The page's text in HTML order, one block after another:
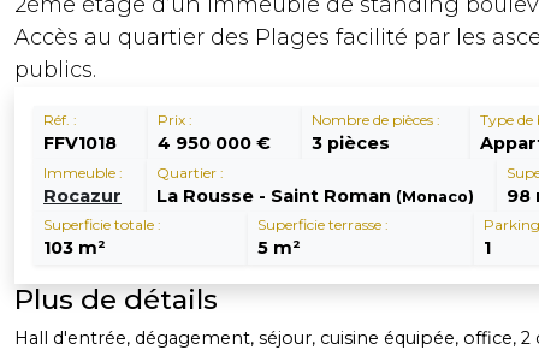
2ème étage d’un immeuble de standing
Accès au quartier des Plages facilité par les
publics.
Réf. :
FFV1018
Prix :
4 950 000 €
Nombre de pièces :
3 pièces
Type de
Immeuble :
Rocazur
Quartier :
La Rousse - Saint Roman (Monaco) 98
Superficie totale :
103 m²
Superficie terrasse :
5 m² 1
Plus de détails
Hall d'entrée, dégagement, séjour, cuisine équipée, office, 2